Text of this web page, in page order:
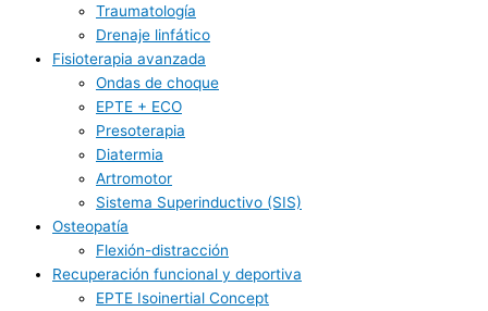
Traumatología
Drenaje linfático
Fisioterapia avanzada
Ondas de choque
EPTE + ECO
Presoterapia
Diatermia
Artromotor
Sistema Superinductivo (SIS)
Osteopatía
Flexión-distracción
Recuperación funcional y deportiva
EPTE Isoinertial Concept